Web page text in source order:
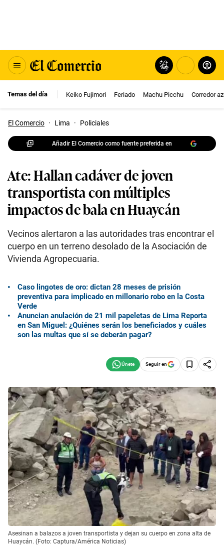
Temas del día Keiko Fujimori Feriado Machu Picchu Corredor
El Comercio · Lima · Policiales
Añadir El Comercio como fuente preferida en
Ate: Hallan cadáver de joven
transportista con múltiples
impactos de bala en Huaycán
Vecinos alertaron a las autoridades tras encontrar el
cuerpo en un terreno desolado de la Asociación de
Vivienda Agropecuaria.
Caso lingotes de oro: dictan 28 meses de prisión
preventiva para implicado en millonario robo en la Costa
Verde
Anuncian anulación de 21 mil papeletas de Lima Reporta
en San Miguel: ¿Quiénes serán los beneficiados y cuáles
son las multas que sí se deberán pagar?
Seguir en
Asesinan a balazos a joven transportista y dejan su cuerpo en zona alta de
Huaycán. (Foto: Captura/América Noticias)